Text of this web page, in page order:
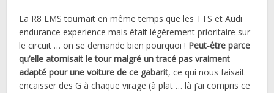
La R8 LMS tournait en même temps que les TTS et Audi
endurance experience mais était légèrement prioritaire sur
le circuit … on se demande bien pourquoi ! Peut-être parce
qu’elle atomisait le tour malgré un tracé pas vraiment
adapté pour une voiture de ce gabarit, ce qui nous faisait
encaisser des G à chaque virage (à plat … là j’ai compris ce